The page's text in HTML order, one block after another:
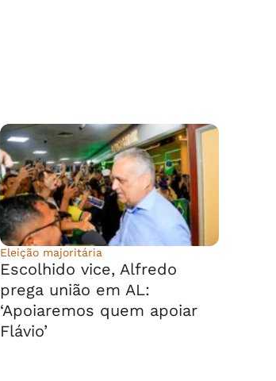
Eleição majoritária
Escolhido vice, Alfredo
prega união em AL:
‘Apoiaremos quem apoiar
Flávio’